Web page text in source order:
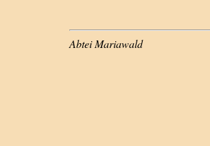
Abtei Mariawald